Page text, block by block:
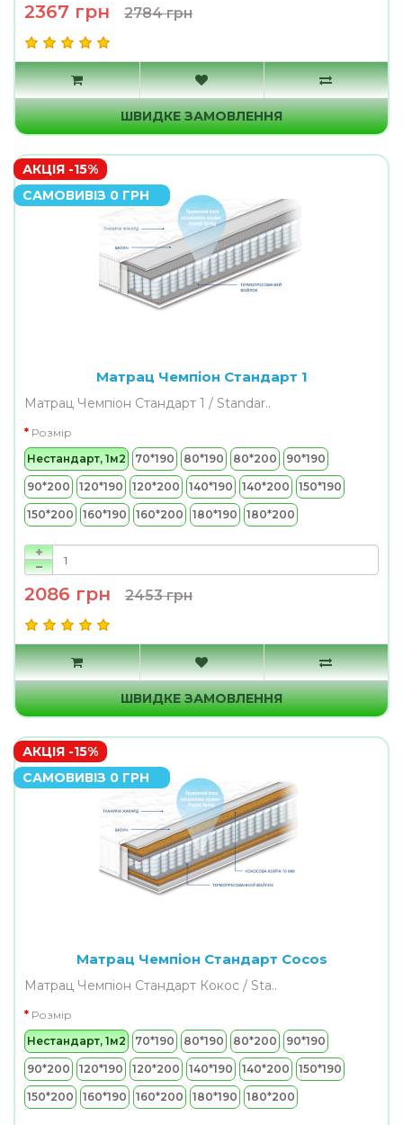
2367 грн 2784 грн
ШВИДКЕ ЗАМОВЛЕННЯ
АКЦІЯ -15%
САМОВИВІЗ 0 ГРН
Матрац Чемпіон Стандарт 1
Матрац Чемпіон Стандарт 1 / Standar..
Розмір
Нестандарт, 1м2
70*190 80*190 80*200 90*190
90*200 120*190 120*200 140*190 140*200 150*190
150*200 160*190 160*200 180*190 180*200
2086 грн 2453 грн
ШВИДКЕ ЗАМОВЛЕННЯ
АКЦІЯ -15%
САМОВИВІЗ 0 ГРН
Матрац Чемпіон Стандарт Cocos
Матрац Чемпіон Стандарт Кокос / Sta..
Розмір
Нестандарт, 1м2
70*190 80*190 80*200 90*190
90*200 120*190 120*200 140*190 140*200 150*190
150*200 160*190 160*200 180*190 180*200